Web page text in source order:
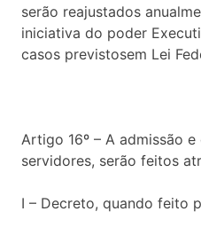
serão reajustados
iniciativa do poder
casos previstosem Lei
Artigo 16º – A admissão
servidores, serão feitos
I – Decreto, quando feito